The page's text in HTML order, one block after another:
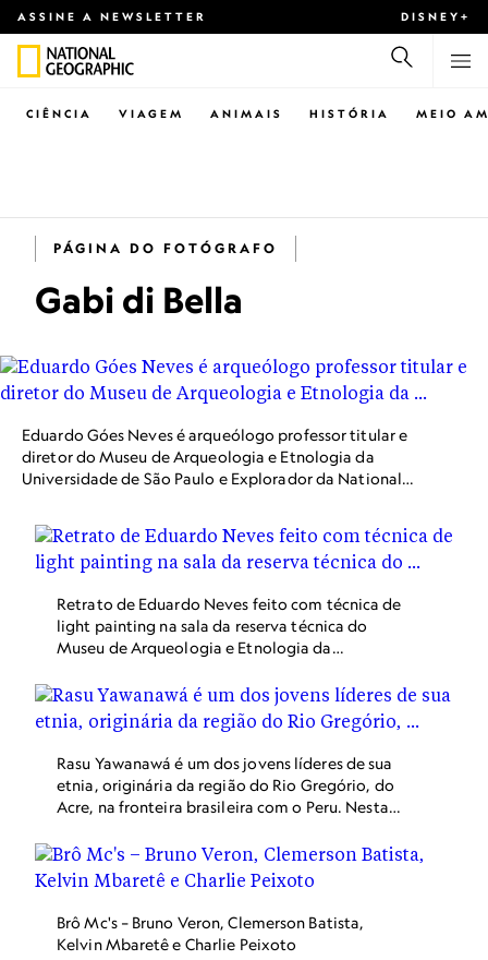
ASSINE A NEWSLETTER DISNEY+
CIÊNCIA VIAGEM ANIMAIS HISTÓRIA MEIO
PÁGINA DO FOTÓGRAFO
Gabi di Bella
Eduardo Góes Neves é arqueólogo professor titular e
diretor do Museu de Arqueologia e Etnologia da
Universidade de São Paulo e Explorador da National
Retrato de Eduardo Neves feito com técnica de
light painting na sala da reserva técnica do
Museu de Arqueologia e Etnologia da
Rasu Yawanawá é um dos jovens líderes de sua
etnia, originária da região do Rio Gregório, do
Acre, na fronteira brasileira com o Peru. Nesta
Rio de Janeiro.
Brô Mc's – Bruno Veron, Clemerson Batista,
Kelvin Mbaretê e Charlie Peixoto